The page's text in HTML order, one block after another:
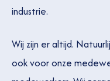
industrie.
Wij zijn er altijd.
ook voor onze